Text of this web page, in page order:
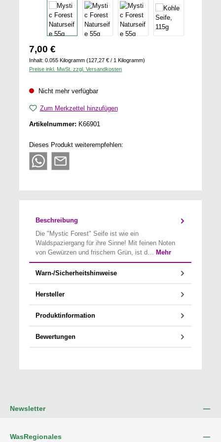
Regulärer Preis:
7,00 €
Inhalt:0.055 Kilogramm(127,27 € / 1 Kilogramm)
Preise inkl. MwSt. zzgl. Versandkosten
Nicht mehr verfügbar
Zum Merkzettel hinzufügen
Artikelnummer: K66901
Dieses Produkt weiterempfehlen:
Beschreibung
Die "Mystic Forest" Seife ist wie ein
Waldspaziergang für ihre Sinne! Mit feinen Noten
von Gewürzen und frischem Grün, ist d…
Mehr
Warn-/Sicherheitshinweise
Hersteller
Produktinformation
Bewertungen
Newsletter
WasRegionales